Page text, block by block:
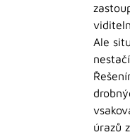
Ale
úrazů